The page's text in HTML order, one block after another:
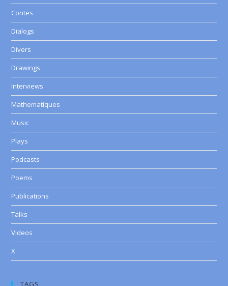
Contes
Dialogs
Divers
Drawings
Interviews
Mathematiques
Music
Plays
Podcasts
Poems
Publications
Talks
Videos
X
TAGS